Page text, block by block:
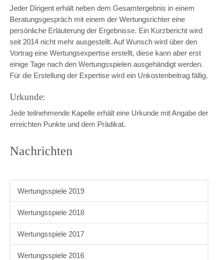
Jeder Dirigent erhält neben dem Gesamtergebnis in einem
Beratungsgespräch mit einem der Wertungsrichter eine
persönliche Erläuterung der Ergebnisse. Ein Kurzbericht wird
seit 2014 nicht mehr ausgestellt. Auf Wunsch wird über den
Vortrag eine Wertungsexpertise erstellt, diese kann aber erst
einige Tage nach den Wertungsspielen ausgehändigt werden.
Für die Erstellung der Expertise wird ein Unkostenbeitrag fällig.
Urkunde:
Jede teilnehmende Kapelle erhält eine Urkunde mit Angabe der
erreichten Punkte und dem Prädikat.
Nachrichten
Wertungsspiele 2019
Wertungsspiele 2018
Wertungsspiele 2017
Wertungsspiele 2016